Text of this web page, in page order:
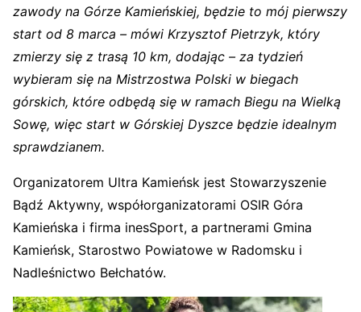
zawody na Górze Kamieńskiej, będzie to mój pierwszy
start od 8 marca – mówi Krzysztof Pietrzyk, który
zmierzy się z trasą 10 km, dodając – za tydzień
wybieram się na Mistrzostwa Polski w biegach
górskich, które odbędą się w ramach Biegu na Wielką
Sowę, więc start w Górskiej Dyszce będzie idealnym
sprawdzianem.
Organizatorem Ultra Kamieńsk jest Stowarzyszenie
Bądź Aktywny, współorganizatorami OSIR Góra
Kamieńska i firma inesSport, a partnerami Gmina
Kamieńsk, Starostwo Powiatowe w Radomsku i
Nadleśnictwo Bełchatów.